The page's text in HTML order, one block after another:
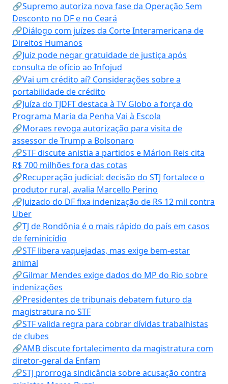
🔗Supremo autoriza nova fase da Operação Sem
Desconto no DF e no Ceará
🔗Diálogo com juízes da Corte Interamericana de
Direitos Humanos
🔗Juiz pode negar gratuidade de justiça após
consulta de ofício ao Infojud
🔗Vai um crédito aí? Considerações sobre a
portabilidade de crédito
🔗Juíza do TJDFT destaca à TV Globo a força do
Programa Maria da Penha Vai à Escola
🔗Moraes revoga autorização para visita de
assessor de Trump a Bolsonaro
🔗STF discute anistia a partidos e Márlon Reis cita
R$ 700 milhões fora das cotas
🔗Recuperação judicial: decisão do STJ fortalece o
produtor rural, avalia Marcello Perino
🔗Juizado do DF fixa indenização de R$ 12 mil contra
Uber
🔗TJ de Rondônia é o mais rápido do país em casos
de feminicídio
🔗STF libera vaquejadas, mas exige bem-estar
animal
🔗Gilmar Mendes exige dados do MP do Rio sobre
indenizações
🔗Presidentes de tribunais debatem futuro da
magistratura no STF
🔗STF valida regra para cobrar dívidas trabalhistas
de clubes
🔗AMB discute fortalecimento da magistratura com
diretor-geral da Enfam
🔗STJ prorroga sindicância sobre acusação contra